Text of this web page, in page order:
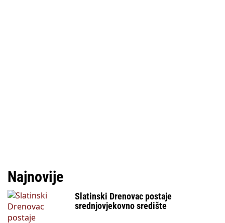
Najnovije
Slatinski Drenovac postaje
srednjovjekovno središte